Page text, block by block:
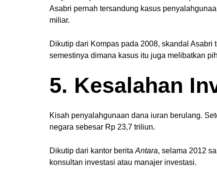
Asabri pernah tersandung kasus
miliar.
Dikutip dari Kompas pada 2008, skandal
semestinya dimana kasus itu juga melibatkan
5. Kesalahan
Kisah penyalahgunaan dana iuran berulang.
negara sebesar Rp 23,7 triliun.
Dikutip dari kantor berita Antara, selama 2012
konsultan investasi atau manajer investasi.